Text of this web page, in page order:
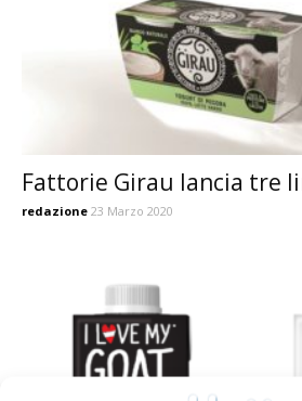
Fattorie Girau lancia tre
redazione 23 Marzo 2020